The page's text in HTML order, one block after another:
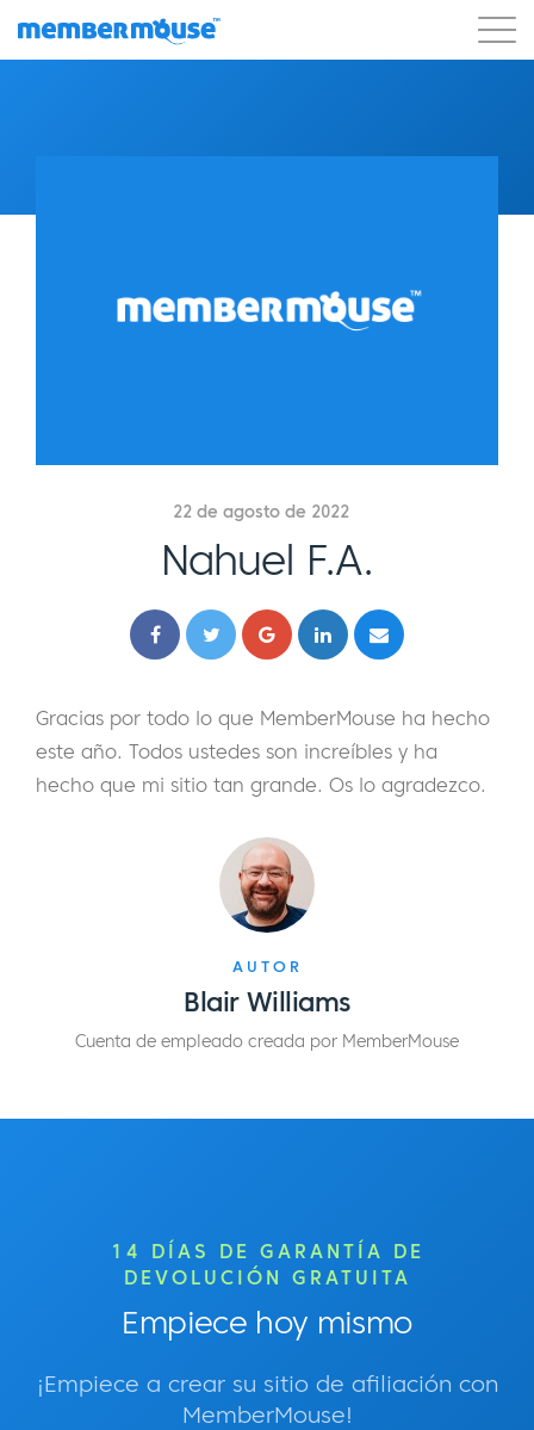
22 de agosto de 2022
Nahuel F.A.
Gracias por todo lo que MemberMouse ha hecho
este año. Todos ustedes son increíbles y ha
hecho que mi sitio tan grande. Os lo agradezco.
AUTOR
Blair Williams
Cuenta de empleado creada por MemberMouse
14 DÍAS DE GARANTÍA DE
DEVOLUCIÓN GRATUITA
Empiece hoy mismo
¡Empiece a crear su sitio de afiliación con
MemberMouse!